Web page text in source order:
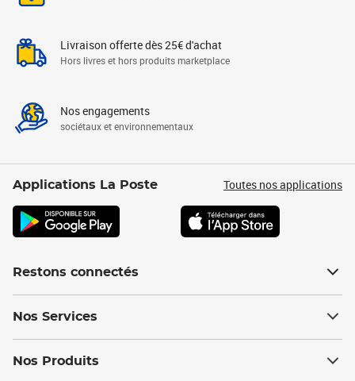
Livraison offerte dès 25€ d'achat
Hors livres et hors produits marketplace
Nos engagements
sociétaux et environnementaux
Applications La Poste Toutes nos applications
Restons connectés
Nos Services
Nos Produits